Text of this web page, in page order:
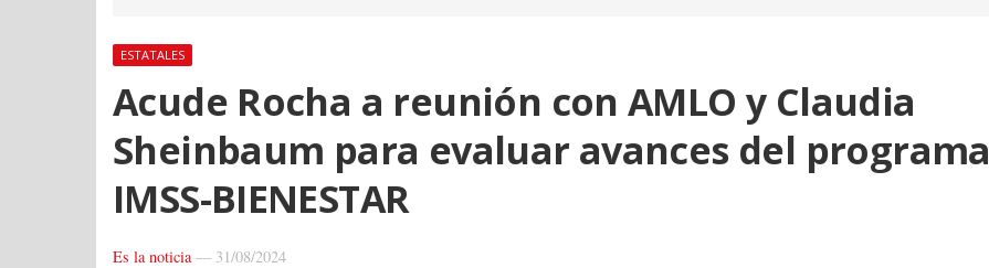
ESTATALES
Acude Rocha a reunión con AMLO y Claudia
Sheinbaum para evaluar avances del programa
IMSS-BIENESTAR
Es la noticia— 31/08/2024